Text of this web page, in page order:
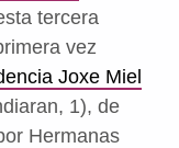
tercera
vez
Joxe Miel
1), de
Hermanas